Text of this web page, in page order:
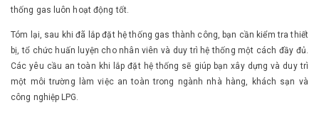
thống gas luôn hoạt động tốt.
Tóm lại, sau khi đã lắp đặt hệ thống gas thành công, bạn cần kiểm tra thiết
bị, tổ chức huấn luyện cho nhân viên và duy trì hệ thống một cách đầy đủ.
Các yêu cầu an toàn khi lắp đặt hệ thống sẽ giúp bạn xây dựng và duy trì
một môi trường làm việc an toàn trong ngành nhà hàng, khách sạn và
công nghiệp LPG.